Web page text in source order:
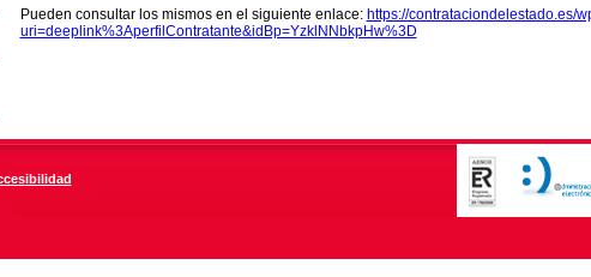
Pueden consultar los mismos en el siguiente enlace: https://contrataciondelestado.es/
uri=deeplink%3AperfilContratante&idBp=YzklNNbkpHw%3D